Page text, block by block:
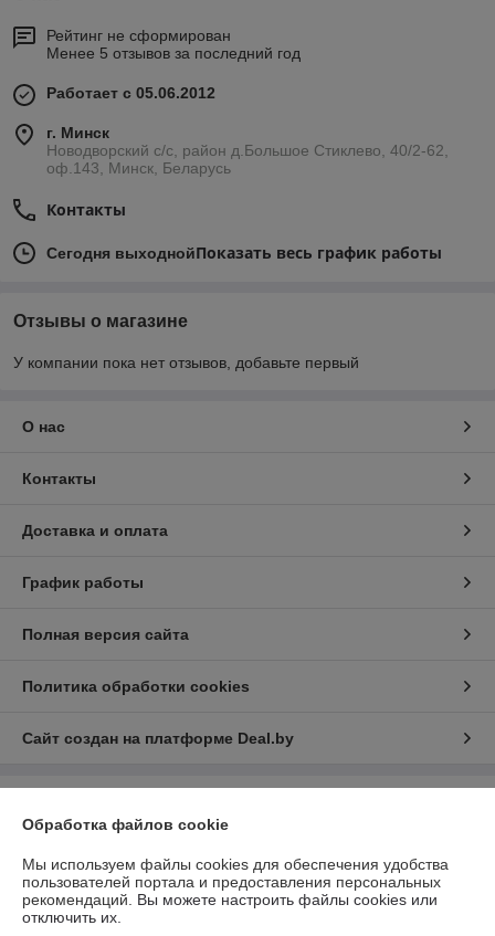
Рейтинг не сформирован
Менее 5 отзывов за последний год
Работает с 05.06.2012
г. Минск
Новодворский с/с, район д.Большое Стиклево, 40/2-62,
оф.143, Минск, Беларусь
Контакты
Сегодня выходнойПоказать весь график работы
Отзывы о магазине
У компании пока нет отзывов, добавьте первый
О нас
Контакты
Доставка и оплата
График работы
Полная версия сайта
Политика обработки cookies
Сайт создан на платформе Deal.by
223060, Минская обл., Минский р-н, Новодворский с/с, 40/2, офис 143,
район д.Большое Стиклево
Регистрационный номер ЕГР: 191298161
Обработка файлов cookie
Мы используем файлы cookies для обеспечения удобства
пользователей портала и предоставления персональных
рекомендаций. Вы можете настроить файлы cookies или
отключить их.